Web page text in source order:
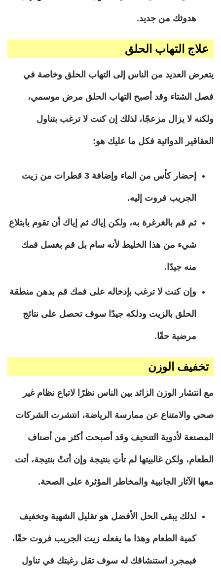
هدوئك من جديد.
علاج التهاب الحلق
يتعرض العديد من الناس إلى التهاب الحلق وخاصة في
فصل الشتاء وقد أصبح التهاب الحلق مرض موسمي،
ولكنه لا يزال مزعجًا، لذلك إن كنت لا ترغب بتناول
العقاقير الدوائية فكل ما عليك هو:
إحضار كأس من الماء وإضافة 3 قطرات من زيت
الجريب فروت إليه.
ثم قم بالغرغرة به، ولكن إياك ثم إياك أن تقوم بابتلاع
شيء من هذا الخليط لأنه سام بل قم بغسل فمك
منه جيدًا.
وإن كنت لا ترغب بإدخاله على فمك قم بدهن منطقة
الحلق بالزيت ودلكه جيدًا سوف تحصل على نتائج
مرضية حقًا.
تخفيف الوزن
مع انتشار الوزن الزائد بين الناس نظرًا لاتباع نظام غير
صحي والامتناع عن ممارسة الرياضة، انتشرت الشركات
المصنعة لأدوية التنحيف وقد أصبحت أكثر من أصناف
الطعام، ولكن غالبيتها لم تأتِ بنتيجة وإن أتتْ بنتيجة، أتت
معها الآثار الجانبية والمخاطر المؤثرة على الصحة.
لذلك يبقى الحل الأفضل هو تقليل الشهية وتخفيف
كمية الطعام وهذا ما يفعله زيت الجريب فروت حقًا،
فبمجرد استنشاقك له سوف تقل رغبتك في تناول